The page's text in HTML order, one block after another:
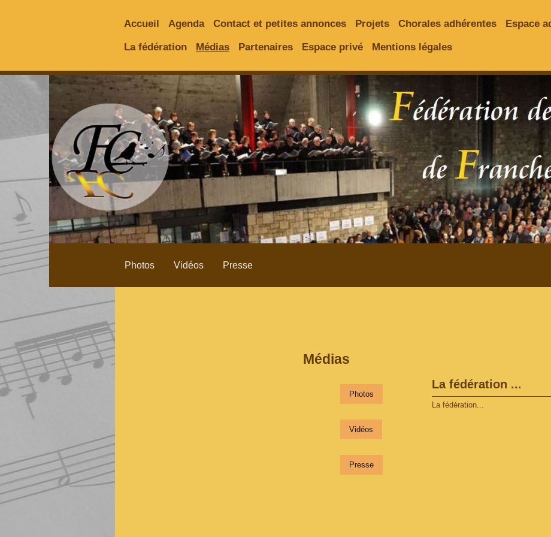
Accueil Agenda Contact et petites annonces Projets Chorales adhérentes Espace
La fédération Médias Partenaires Espace privé Mentions légales
Photos Vidéos Presse
Médias
Photos
Vidéos
Presse
La fédération ...
La fédération...